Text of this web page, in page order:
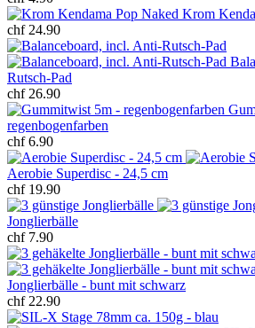
Krom
chf 24.90
Rutsch-Pad
chf 26.90
regenbogenfarben
chf 6.90
Aerobie Superdisc - 24,5 cm
chf 19.90
Jonglierbälle
chf 7.90
Jonglierbälle - bunt mit schwarz
chf 22.90